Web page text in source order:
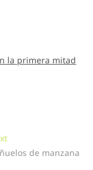
la primera mitad
Next
post: de manzana